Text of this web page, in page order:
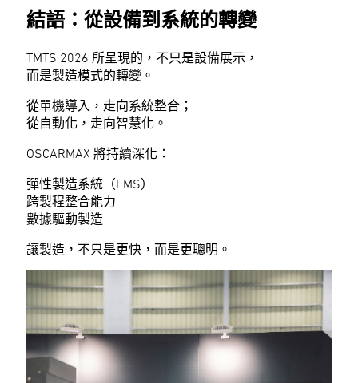
結語：從設備到系統的轉變
TMTS 2026 所呈現的，不只是設備展示，
而是製造模式的轉變。
從單機導入，走向系統整合；
從自動化，走向智慧化。
OSCARMAX 將持續深化：
彈性製造系統（FMS）
跨製程整合能力
數據驅動製造
讓製造，不只是更快，而是更聰明。